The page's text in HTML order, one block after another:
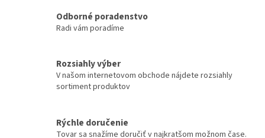
Odborné poradenstvo
Radi vám poradíme
Rozsiahly výber
V našom internetovom obchode nájdete rozsiahly
sortiment produktov
Rýchle doručenie
Tovar sa snažíme doručiť v najkratšom možnom čase.